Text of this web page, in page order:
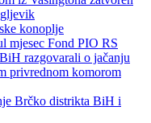
konoplje
mjesec Fond PIO RS
razgovarali o jačanju
privrednom komorom
Brčko distrikta BiH i